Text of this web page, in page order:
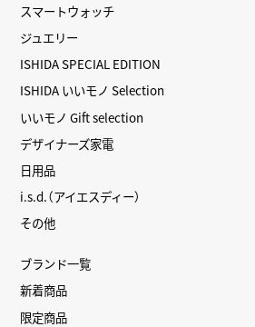
スマートウォッチ
ジュエリー
ISHIDA SPECIAL EDITION
ISHIDA いいモノ Selection
いいモノ Gift selection
デザイナーズ家電
日用品
i.s.d.（アイエスディー）
その他
ブランド一覧
新着商品
限定商品